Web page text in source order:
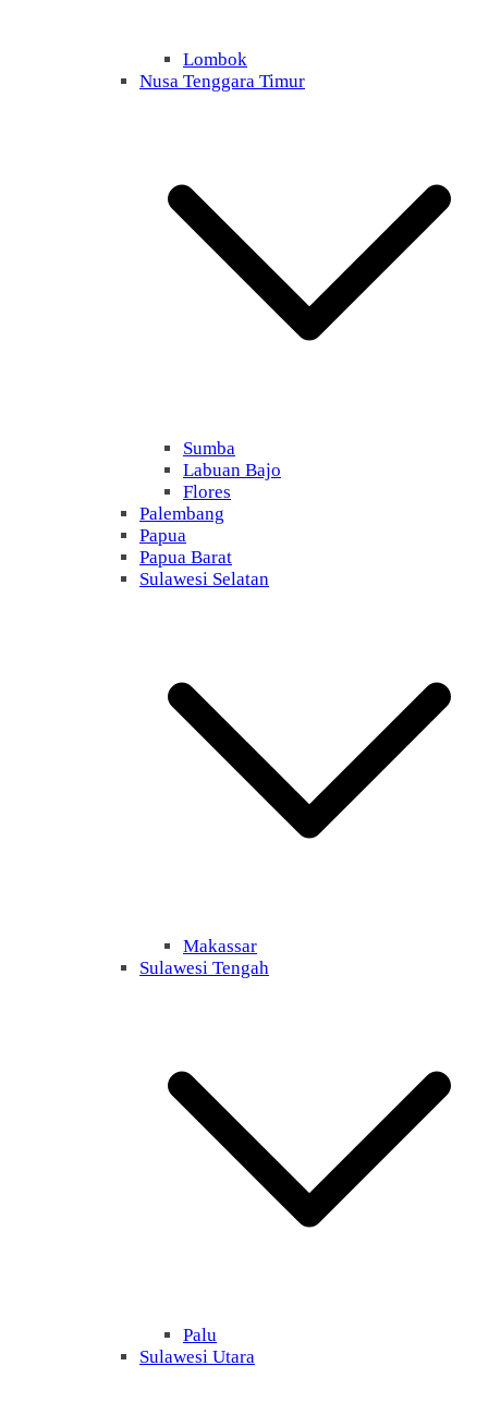
Lombok
Nusa Tenggara Timur
Sumba
Labuan Bajo
Flores
Palembang
Papua
Papua Barat
Sulawesi Selatan
Makassar
Sulawesi Tengah
Palu
Sulawesi Utara